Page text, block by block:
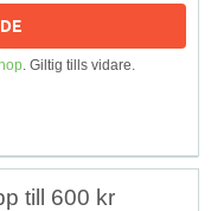
. Giltig tills vidare.
till 600 kr